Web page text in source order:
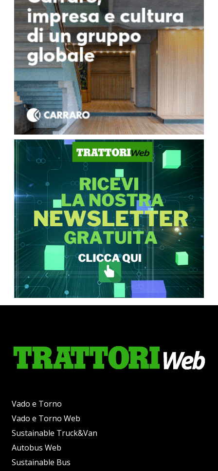
Vado e Torno
Vado e Torno Web
Sustainable Truck&Van
Autobus Web
Sustainable Bus